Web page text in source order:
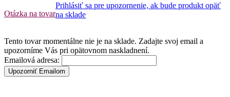
Otázka na tovar
Prihlásiť sa pre upozornenie, ak bude produkt opäť
na sklade
Tento tovar momentálne nie je na sklade. Zadajte svoj email a
upozorníme Vás pri opätovnom naskladnení.
Emailová adresa:
Upozorniť Emailom